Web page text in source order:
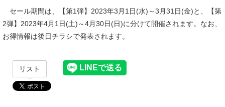
セール期間は、【第1弾】2023年3月1日(水)～3月31日(金)と、【第
2弾】2023年4月1日(土)～4月30日(日)に分けて開催されます。なお、
お得情報は後日チラシで発表されます。
リスト